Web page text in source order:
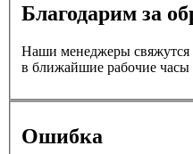
Благодарим за
Наши менеджеры свяжутся
в ближайшие рабочие часы
Ошибка